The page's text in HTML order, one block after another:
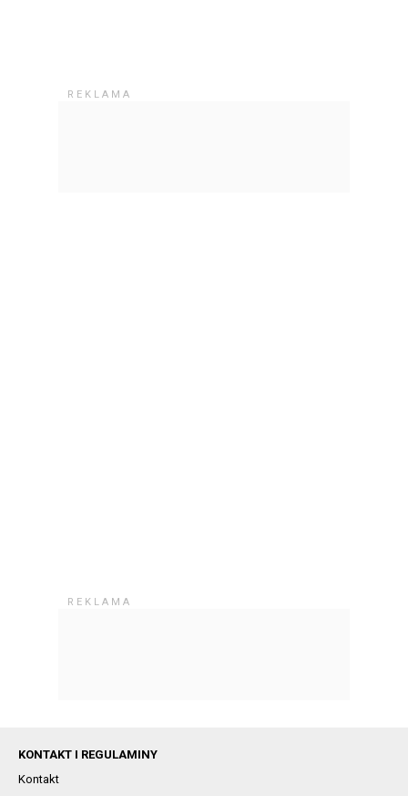
KONTAKT I REGULAMINY
Kontakt